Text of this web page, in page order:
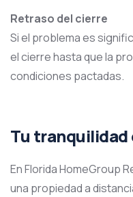
Retraso del cierre
Si el problema es
el cierre hasta que la
condiciones pactadas.
Tu
En Florida HomeGroup
una propiedad a